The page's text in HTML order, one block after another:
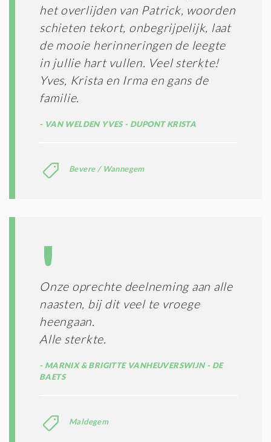
het overlijden van Patrick, woorden
schieten tekort, onbegrijpelijk, laat
de mooie herinneringen de leegte
in jullie hart vullen. Veel sterkte!
Yves, Krista en Irma en gans de
familie.
VAN WELDEN YVES - DUPONT KRISTA
Bevere / Wannegem
Onze oprechte deelneming aan alle
naasten, bij dit veel te vroege
heengaan.
Alle sterkte.
MARNIX & BRIGITTE VANHEUVERSWIJN - DE
BAETS
Maldegem